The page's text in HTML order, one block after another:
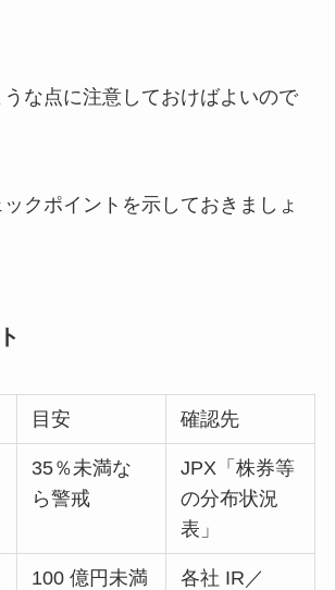
な点に注意しておけばよいので
クポイントを示しておきましょ
目安 確認先
35％未満な
ら警戒
JPX「株券等
の分布状況
表」
100 億円未満
各社 IR／